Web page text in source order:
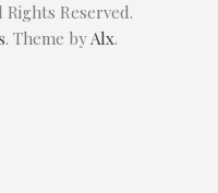
Reserved.
. Theme byAlx.